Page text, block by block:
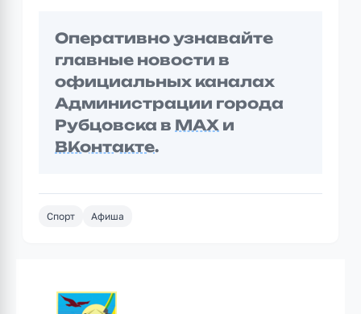
Оперативно узнавайте
главные новости в
официальных каналах
Администрации города
Рубцовска в MAX и
ВКонтакте.
Спорт Афиша